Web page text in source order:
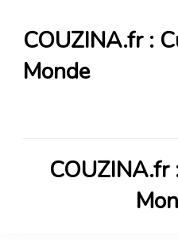
COUZINA.fr :
Monde
COUZINA.fr